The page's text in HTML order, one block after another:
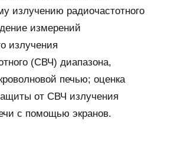
излучению радиочастотного
измерений
излучения
(СВЧ) диапазона,
печью; оценка
от СВЧ излучения
с помощью экранов.